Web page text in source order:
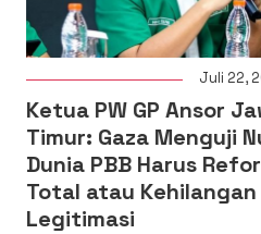
Juli 22,
Ketua PW GP Ansor
Timur: Gaza Menguji
Dunia PBB Harus
Total atau Kehilangan
Legitimasi